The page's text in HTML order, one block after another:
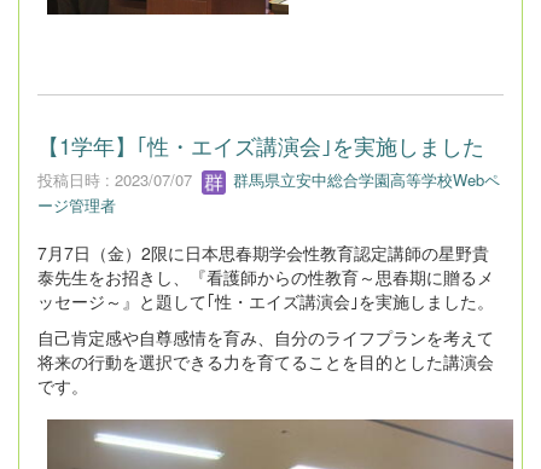
【1学年】｢性・エイズ講演会｣を実施しました
投稿日時 : 2023/07/07
群馬県立安中総合学園高等学校Webペ
ージ管理者
7月7日（金）2限に日本思春期学会性教育認定講師の星野貴
泰先生をお招きし、『看護師からの性教育～思春期に贈るメ
ッセージ～』と題して｢性・エイズ講演会｣を実施しました。
自己肯定感や自尊感情を育み、自分のライフプランを考えて
将来の行動を選択できる力を育てることを目的とした講演会
です。